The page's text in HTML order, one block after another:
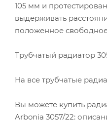
105 мм и
выдерживать
положенное
Трубчатый радиатор
На все трубчатые
Вы можете купить
Arbonia 3057/22: